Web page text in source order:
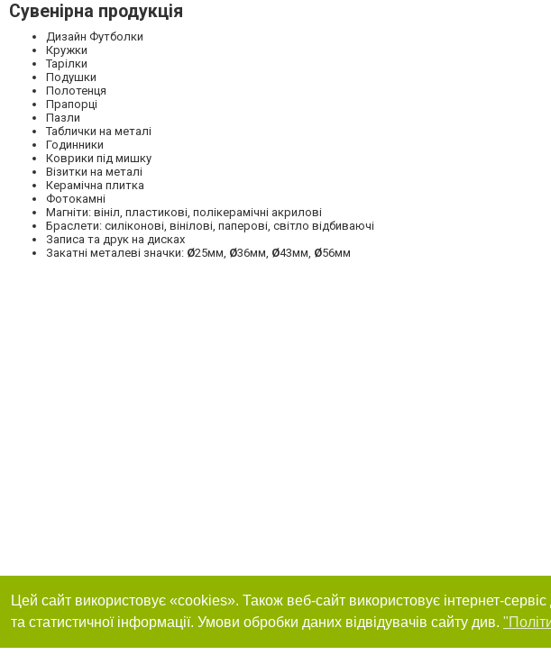
Сувенірна продукція
Дизайн Футболки
Кружки
Тарілки
Подушки
Полотенця
Прапорці
Пазли
Таблички на металі
Годинники
Коврики під мишку
Візитки на металі
Керамічна плитка
Фотокамні
Магніти: вініл, пластикові, полікерамічні акрилові
Браслети: силіконові, вінілові, паперові, світло відбиваючі
Записа та друк на дисках
Закатні металеві значки: Ø25мм, Ø36мм, Ø43мм, Ø56мм
Цей сайт використовує «cookies». Також веб-сайт використовує інтернет-
та статистичної інформації. Умови обробки даних відвідувачів сайту див.